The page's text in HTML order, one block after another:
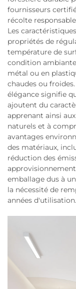
fournisseurs
récolte
Les
propriétés de
température de
condition
métal ou en
chaudes ou
élégance signifie
ajoutent du
apprenant ainsi
naturels et à
avantages
des matériaux,
réduction des
emballage dus à
la nécessité de
années d'utilisation.